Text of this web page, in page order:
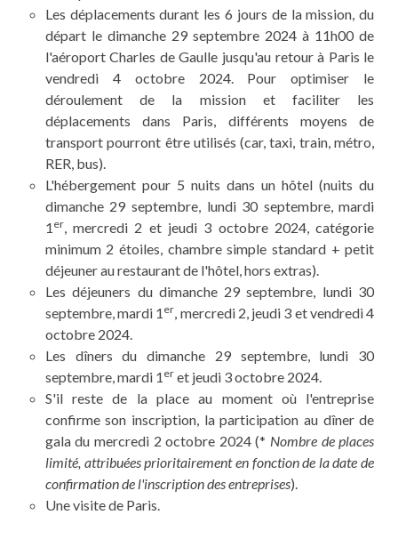
Les déplacements durant les 6 jours de la mission, du
départ le dimanche 29 septembre 2024 à 11h00 de
l'aéroport Charles de Gaulle jusqu'au retour à Paris le
vendredi 4 octobre 2024. Pour optimiser le
déroulement de la mission et faciliter les
déplacements dans Paris, différents moyens de
transport pourront être utilisés (car, taxi, train, métro,
RER, bus).
L'hébergement pour 5 nuits dans un hôtel (nuits du
dimanche 29 septembre, lundi 30 septembre, mardi
1 er, mercredi 2 et jeudi 3 octobre 2024, catégorie
minimum 2 étoiles, chambre simple standard + petit
déjeuner au restaurant de l'hôtel, hors extras).
Les déjeuners du dimanche 29 septembre, lundi 30
septembre, mardi 1 er, mercredi 2, jeudi 3 et vendredi 4
octobre 2024.
Les dîners du dimanche 29 septembre, lundi 30
septembre, mardi 1 eret jeudi 3 octobre 2024.
S'il reste de la place au moment où l'entreprise
confirme son inscription, la participation au dîner de
gala du mercredi 2 octobre 2024 (* Nombre de places
limité, attribuées prioritairement en fonction de la date de
confirmation de l'inscription des entreprises).
Une visite de Paris.